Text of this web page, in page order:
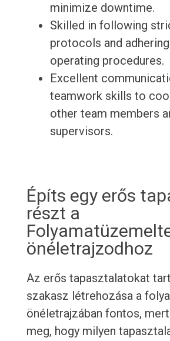
minimize downtime.
Skilled in following
protocols and
operating procedures.
Excellent
teamwork skills to
other team members
supervisors.
Építs egy erős
részt a
önéletrajzodhoz
Az erős tapasztalatokat
szakasz létrehozása a
önéletrajzában fontos,
meg, hogy milyen